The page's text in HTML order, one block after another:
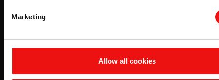
Marketing
Allow all cookies
业务做出最佳决策。
了解该主题的更多信息